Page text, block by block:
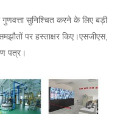
सुनिश्चित करने के लिए बड़ी
पर हस्ताक्षर किए।एसजीएस,
पत्र।